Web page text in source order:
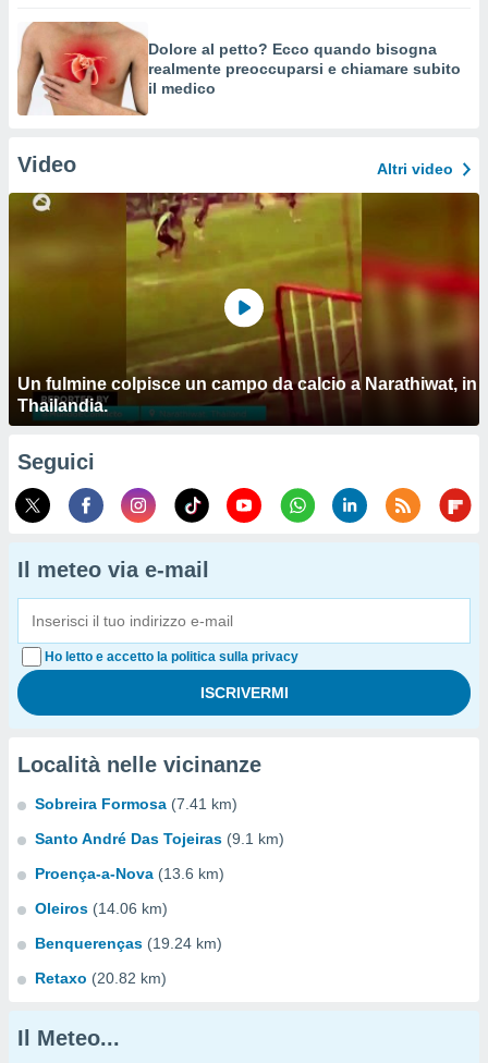
Dolore al petto? Ecco quando bisogna
realmente preoccuparsi e chiamare subito
il medico
Video Altri video
Un fulmine colpisce un campo da calcio a Narathiwat, in
Thailandia.
Seguici
Il meteo via e-mail
Ho letto e accetto la politica sulla privacy
Località nelle vicinanze
Sobreira Formosa (7.41 km)
Santo André Das Tojeiras (9.1 km)
Proença-a-Nova (13.6 km)
Oleiros (14.06 km)
Benquerenças (19.24 km)
Retaxo (20.82 km)
Il Meteo...